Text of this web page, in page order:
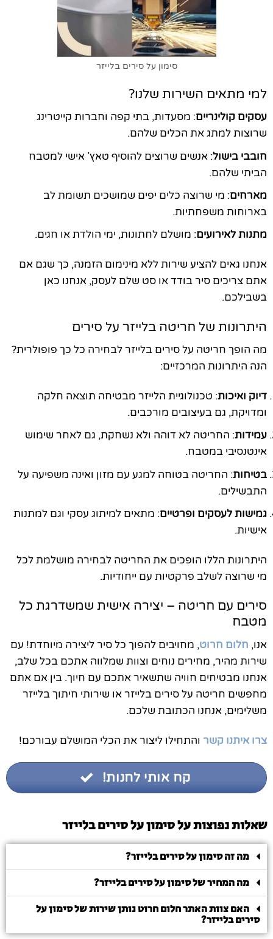
סימון על סירים בלייזר
למי מתאים השירות שלנו?
עסקים קולינריים: מסעדות, בתי קפה וחברות קייטרינג
שרוצות למתג את הכלים שלהם.
חובבי בישול: אנשים שרוצים להוסיף טאץ’ אישי למטבח
הביתי שלהם.
מארחים: מי שרוצה כלים יפים שמושכים תשומת לב
בארוחות משפחתיות.
מתנות לאירועים: מושלם לחתונות, ימי הולדת או חגים.
אנחנו גאים להציע שירות ללא מינימום הזמנה, כך שגם אם
אתם צריכים סיר בודד או סט שלם לעסק, אנחנו כאן
בשבילכם.
היתרונות של חריטה בלייזר על סירים
מה הופך חריטה על סירים בלייזר לבחירה כל כך פופולרית?
הנה היתרונות המרכזיים:
דיוק ואיכות: טכנולוגיית הלייזר מבטיחה תוצאה חלקה
ומדויקת, גם בעיצובים מורכבים.
עמידות: החריטה לא דוהה ולא נשחקת, גם לאחר שימוש
אינטנסיבי במטבח.
בטיחות: החריטה בטוחה למגע עם מזון ואינה משפיעה על
התבשילים.
גמישות לעסקים ופרטיים: מתאים למיתוג עסקי וגם למתנות
אישיות.
היתרונות הללו הופכים את החריטה לבחירה מושלמת לכל
מי שרוצה לשלב פרקטיות עם ייחודיות.
סירים עם חריטה – יצירה אישית שמשדרגת כל
מטבח
אנו, חלום חרוט, מחויבים להפוך כל סיר ליצירה מיוחדת! עם
שירות מהיר, מחירים נוחים וצוות שמלווה אתכם בכל שלב,
אנחנו מבטיחים חוויה שתשאיר אתכם עם חיוך. בין אם אתם
מחפשים חריטה על סירים בלייזר או שירותי חיתוך בלייזר
משלימים, אנחנו הכתובת שלכם.
צרו איתנו קשר והתחילו ליצור את הכלי המושלם עבורכם!
קח אותי לחנות!
שאלות נפוצות על סימון על סירים בלייזר
מה זה סימון על סירים בלייזר?
מה המחיר של סימון על סירים בלייזר?
האם צוות האתר חלום חרוט נותן שירות של סימון על
סירים בלייזר?